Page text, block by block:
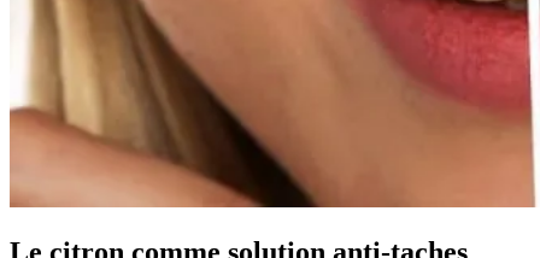
Le citron comme solution anti-taches